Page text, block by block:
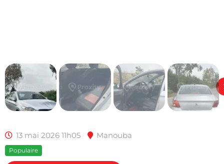
13 mai 2026 11h05 Manouba
Populaire